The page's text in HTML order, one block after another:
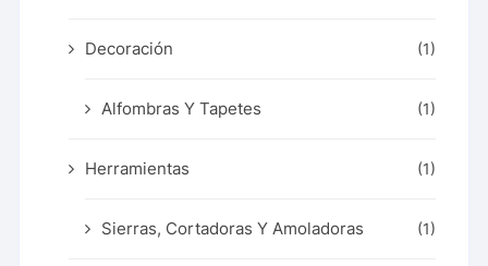
Decoración (1)
Alfombras Y Tapetes (1)
Herramientas (1)
Sierras, Cortadoras Y Amoladoras (1)